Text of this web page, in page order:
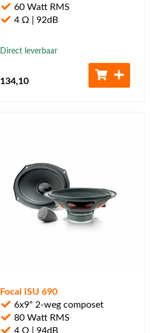
60 Watt RMS
4 Ω | 92dB
Direct leverbaar
134,10
Focal ISU 690
6x9" 2-weg composet
80 Watt RMS
4 Ω | 94dB